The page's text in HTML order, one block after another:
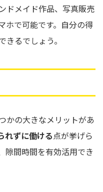
ドメイド作品、写真販売
ホで可能です。自分の得
るでしょう。
かの大きなメリットがあ
れずに働ける点が挙げら
隙間時間を有効活用でき